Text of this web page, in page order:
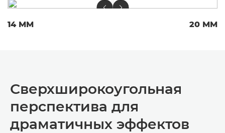
14 ММ 20 ММ
Сверхширокоугольная
перспектива для
драматичных эффектов